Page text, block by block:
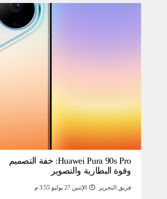
Huawei Pura 90s Pro: خفة التصميم
وقوة البطارية والتصوير
فريق التحرير الإثنين 27 يوليو 3:55 م